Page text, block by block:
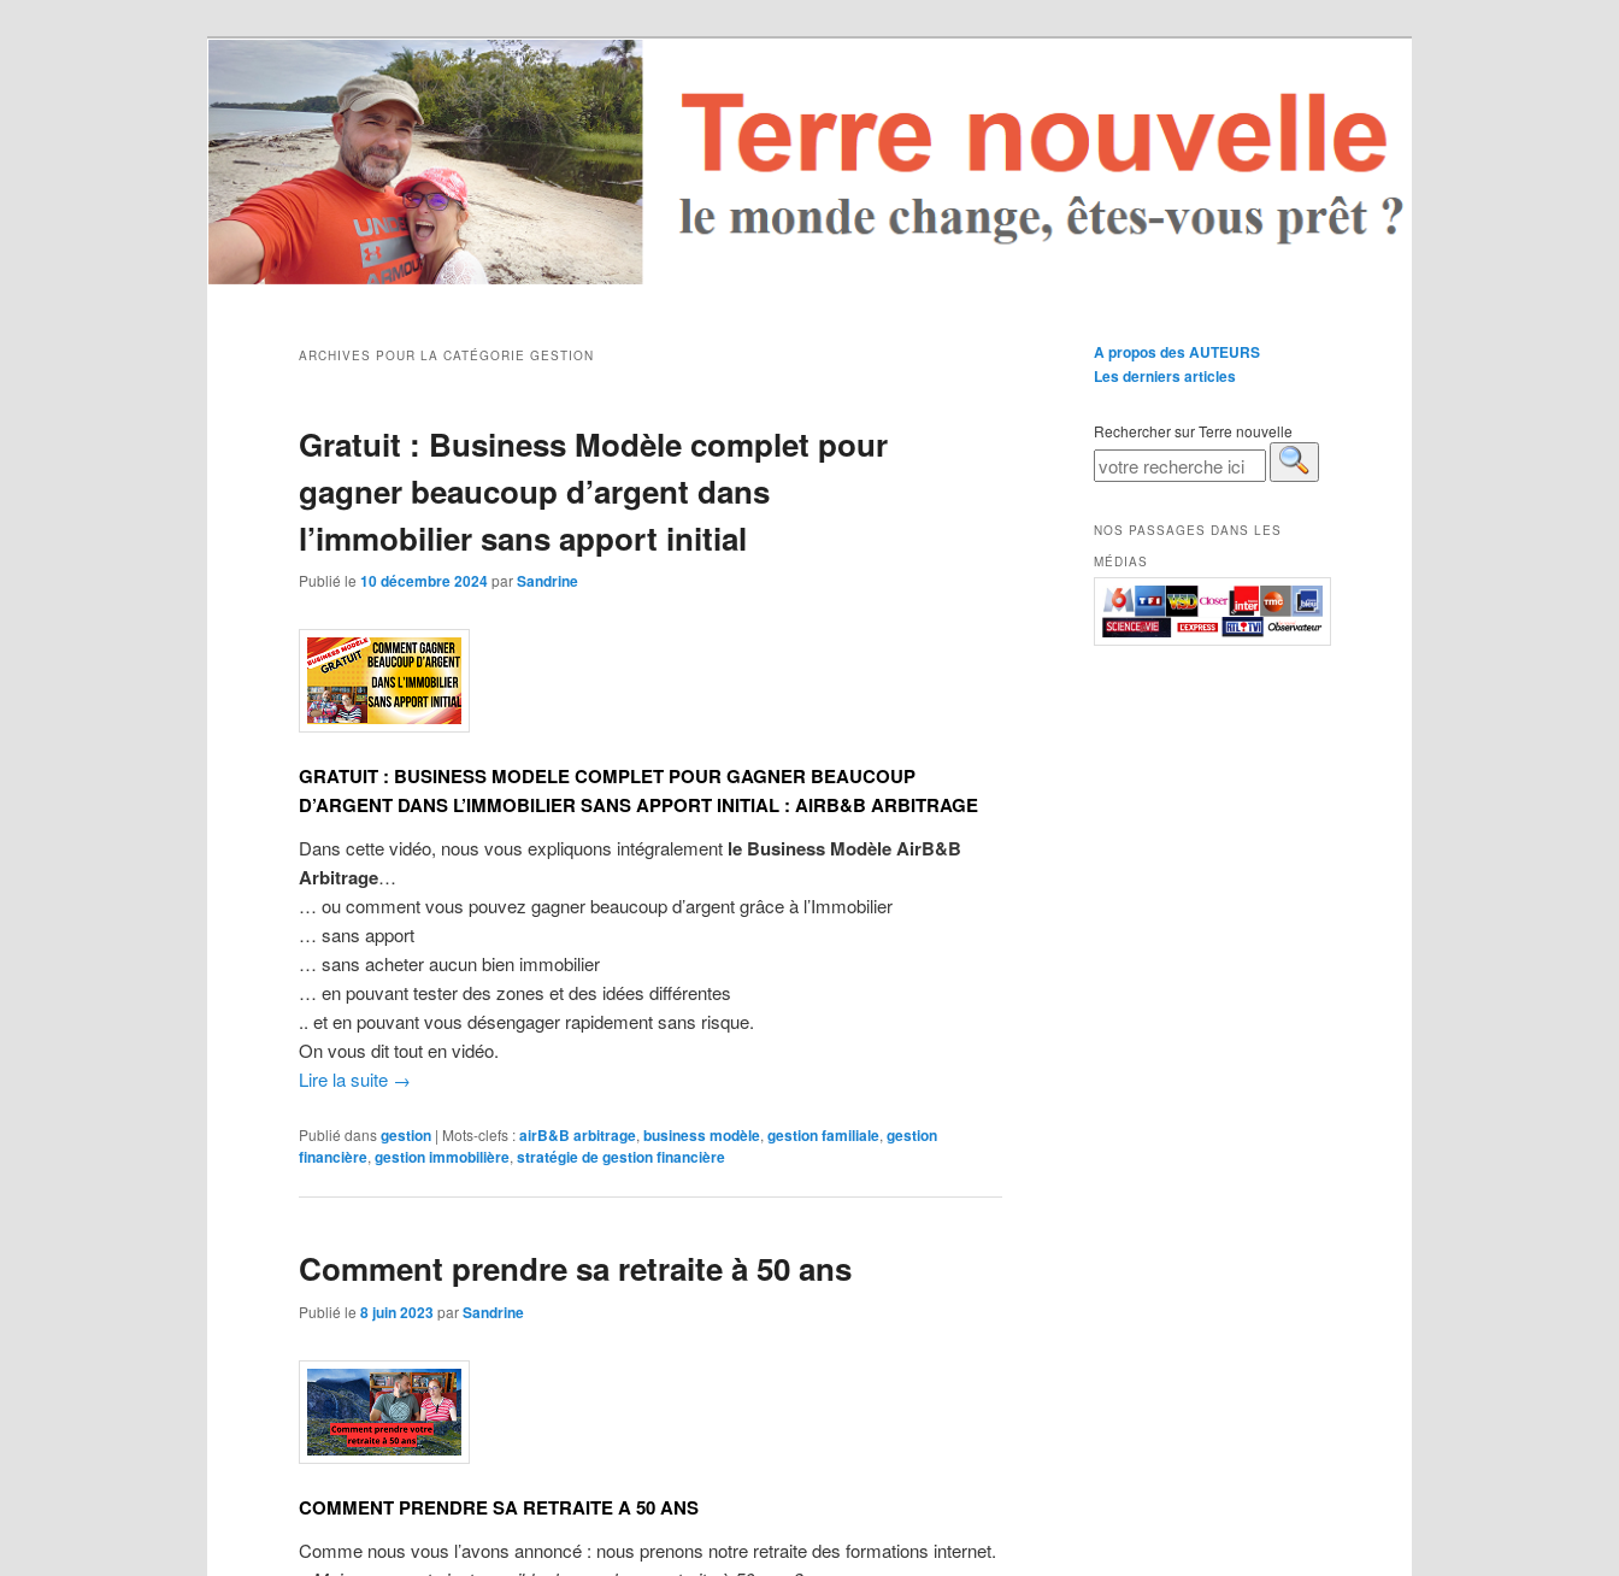
ARCHIVES POUR LA CATÉGORIE GESTION
Gratuit : Business Modèle complet pour
gagner beaucoup d’argent dans
l’immobilier sans apport initial
Publié le 10 décembre 2024parSandrine
GRATUIT : BUSINESS MODELE COMPLET POUR GAGNER BEAUCOUP
D’ARGENT DANS L’IMMOBILIER SANS APPORT INITIAL : AIRB&B ARBITRAGE
Dans cette vidéo, nous vous expliquons intégralement le Business Modèle AirB&B
Arbitrage…
… ou comment vous pouvez gagner beaucoup d’argent grâce à l’Immobilier
… sans apport
… sans acheter aucun bien immobilier
… en pouvant tester des zones et des idées différentes
.. et en pouvant vous désengager rapidement sans risque.
On vous dit tout en vidéo.
Lire la suite →
Publié dansgestion | Mots-clefs :airB&B arbitrage, business modèle, gestion familiale, gestion
financière, gestion immobilière, stratégie de gestion financière
Comment prendre sa retraite à 50 ans
Publié le 8 juin 2023parSandrine
COMMENT PRENDRE SA RETRAITE A 50 ANS
Comme nous vous l’avons annoncé : nous prenons notre retraite des formations internet.
A propos des AUTEURS
Les derniers articles
Rechercher sur Terre nouvelle
NOS PASSAGES DANS LES
MÉDIAS